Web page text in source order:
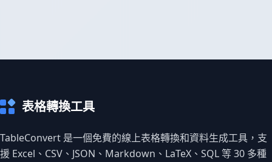
表格轉換工具
TableConvert 是一個免費的線上表格轉換和資料生成工具，支
援 Excel、CSV、JSON、Markdown、LaTeX、SQL 等 30 多種